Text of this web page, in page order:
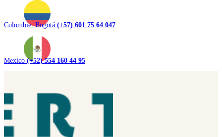
Colombie. Bogotá (+57) 601 75 64 047
Mexico (+52) 554 160 44 95